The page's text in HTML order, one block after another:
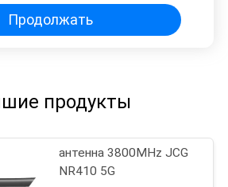
Продолжать
продукты
антенна 3800MHz JCG
NR410 5G